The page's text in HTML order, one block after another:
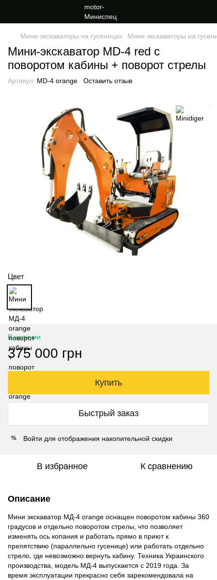
Мини экскаваторы на гусеницах Мини экскаваторы на
Мини-экскаватор MD-4 red с
поворотом кабины + поворот стрелы
Артикул: MD-4 orange Оставить отзыв
Цвет
В наличии
375 000 грн
Купить
Быстрый заказ
% Войти для отображения накопительной скидки
В избранное К сравнению
Описание
Мини экскаватор МД-4 orange оснащен поворотом кабины 360
градусов и отдельно поворотом стрелы, что позволяет
изменять ось копания и работать прямо в приют к
препятствию (параллельно гусенице) или работать отдельно
стрело, где невозможно вернуть кабину. Техника Украинского
производства, модель МД-4 выпускается с 2019 года. За
время эксплуатации прекрасно себя зарекомендовала на